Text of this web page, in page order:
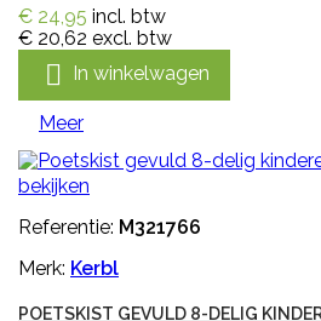
€ 24,95 incl. btw
€ 20,62 excl. btw
 In winkelwagen
Meer
bekijken
Referentie: M321766
Merk: Kerbl
POETSKIST GEVULD 8-DELIG